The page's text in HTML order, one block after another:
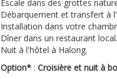
Escale dans des grottes
Débarquement et transfert à
Installation dans votre
Dîner dans un restaurant local.
Nuit à l'hôtel à Halong.
Option* : Croisière et nuit à